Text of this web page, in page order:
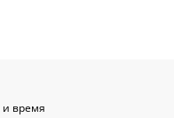
и время